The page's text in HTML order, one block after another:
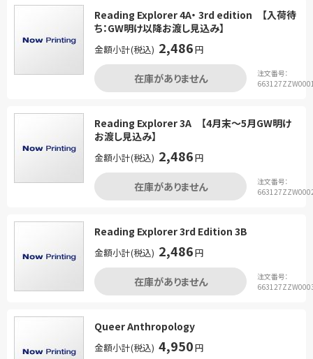
Reading Explorer 4A・ 3rd edition 【入荷待
ち：GW明け以降お渡し見込み】
金額小計(税込) 2,486円
在庫がありません
注文番号：
Reading Explorer 3A 【4月末～5月GW明け
お渡し見込み】
金額小計(税込) 2,486円
在庫がありません
注文番号：
Reading Explorer 3rd Edition 3B
金額小計(税込) 2,486円
在庫がありません
注文番号：
Queer Anthropology
金額小計(税込) 4,950円